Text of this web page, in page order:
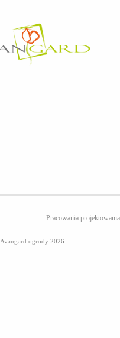
Pracowania
Avangard ogrody 2026